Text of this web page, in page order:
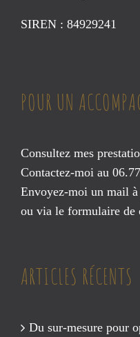
SIREN : 84929241
POUR UN
Consultez mes
Contactez-moi au
Envoyez-moi un mail à
ou via le formulaire de
ARTICLES RÉCENTS
Du sur-mesure pour